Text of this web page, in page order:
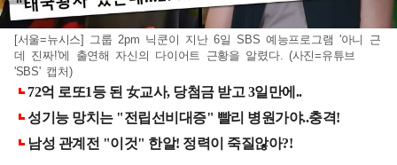
[서울=뉴시스] 그룹 2pm 닉쿤이 지난 6일 SBS 예능프로그램 '아니 근
데 진짜!'에 출연해 자신의 다이어트 근황을 알렸다. (사진=유튜브
'SBS' 캡처)